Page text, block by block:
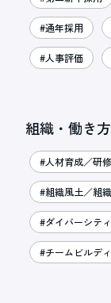
#通年採用
#人事評価
組織・働き方
#人材育成／研修
#組織風土／組
#ダイバーシテ
#チームビルデ